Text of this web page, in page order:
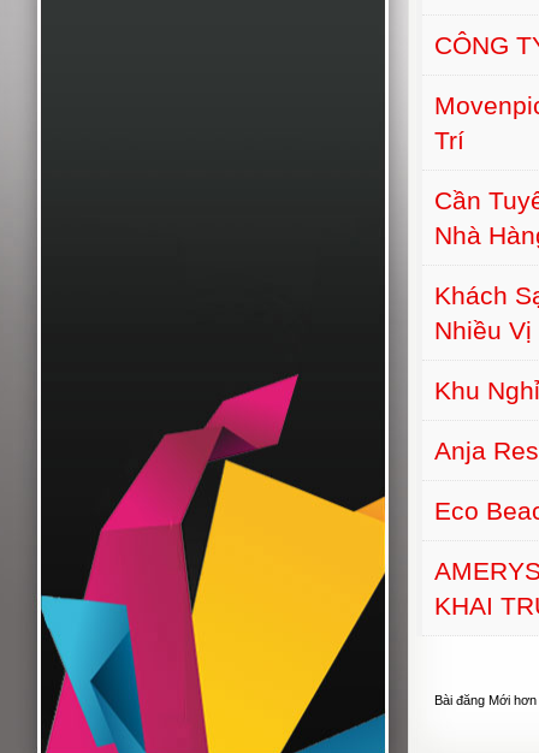
CÔNG
Trí
Cần
Nhà
Khách
Nhiều Vị
Khu
Anja
Eco
KHAI
Bài đăng Mới hơn